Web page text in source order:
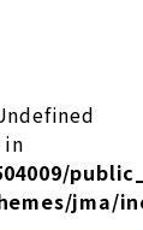
in
jma/